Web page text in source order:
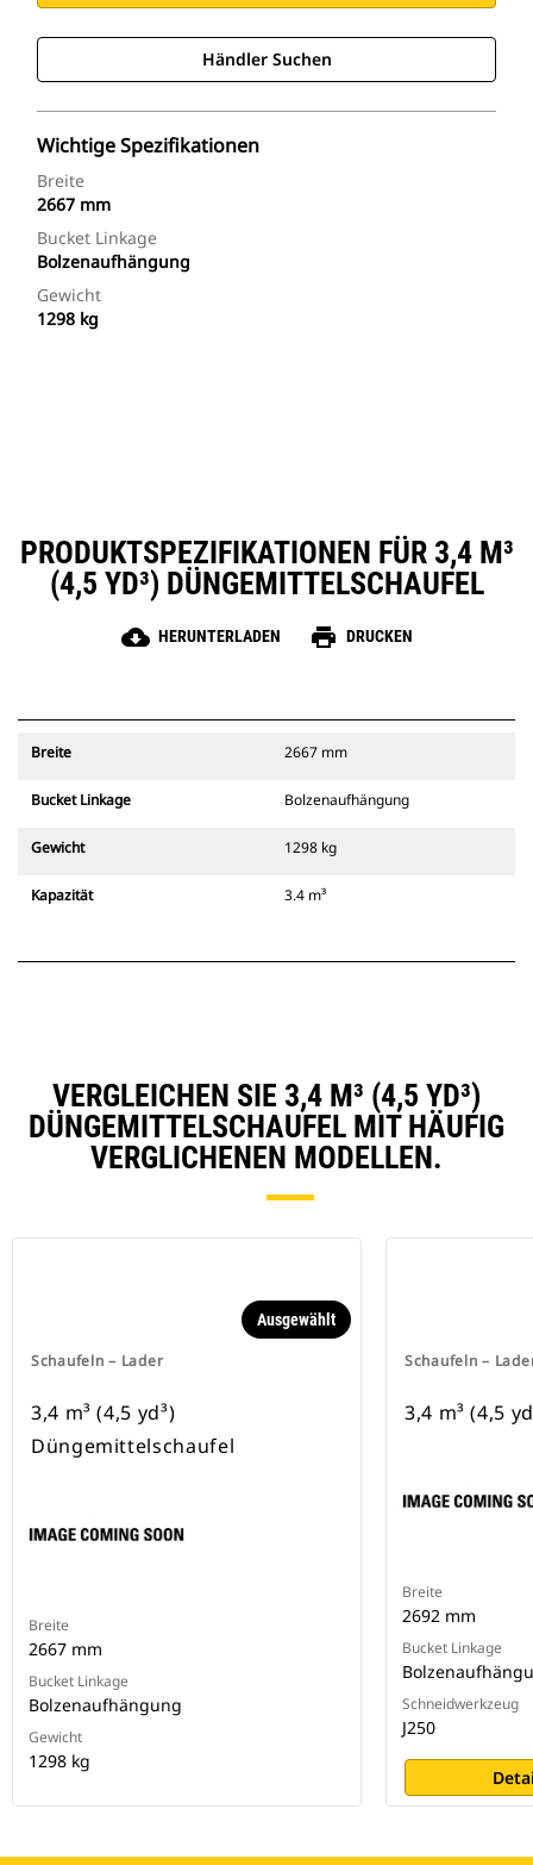
Händler Suchen
Wichtige Spezifikationen
Breite
2667 mm
Bucket Linkage
Bolzenaufhängung
Gewicht
1298 kg
PRODUKTSPEZIFIKATIONEN FÜR 3,4 M³
(4,5 YD³) DÜNGEMITTELSCHAUFEL
cloud_download HERUNTERLADEN print DRUCKEN
Breite 2667 mm
Bucket Linkage Bolzenaufhängung
Gewicht 1298 kg
Kapazität 3.4 m³
VERGLEICHEN SIE 3,4 M³ (4,5 YD³)
DÜNGEMITTELSCHAUFEL MIT HÄUFIG
VERGLICHENEN MODELLEN.
Schaufeln – Lader
Ausgewählt
3,4 m³ (4,5 yd³)
Düngemittelschaufel
Breite
2667 mm
Bucket Linkage
Bolzenaufhängung
Gewicht
1298 kg
Schaufeln –
3,4 m³ (4,5
Breite
2692 mm
Bucket Linkage
Schneidwerkzeug
J250